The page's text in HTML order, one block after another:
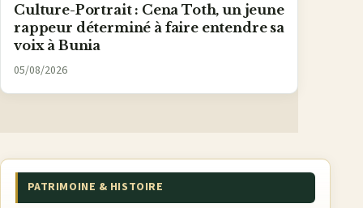
Culture-Portrait : Cena Toth, un jeune
rappeur déterminé à faire entendre sa
voix à Bunia
05/08/2026
PATRIMOINE & HISTOIRE